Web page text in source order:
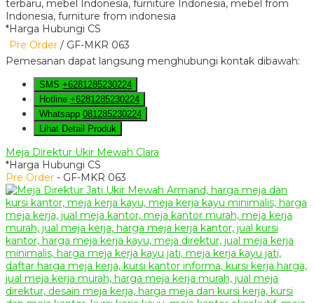
*Harga Hubungi CS
Pre Order / GF-MKR 063
Pemesanan dapat langsung menghubungi kontak dibawah:
SMS +6281285230224
Hotline +6281285230224
Whatsapp 081285230224
Lihat Detail Produk
Meja Direktur Ukir Mewah Clara
*Harga Hubungi CS
Pre Order - GF-MKR 063